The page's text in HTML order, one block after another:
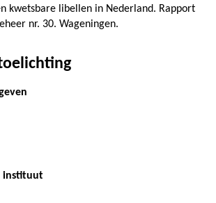
kwetsbare libellen in Nederland. Rapport
nr. 30. Wageningen.
instituut